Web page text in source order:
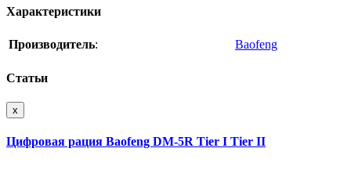
Характеристики
Производитель: Baofeng
Статьи
x
Цифровая рация Baofeng DM-5R Tier I Tier II